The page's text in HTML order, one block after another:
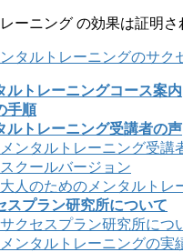
ーニング の効果は証明
ルトレーニングコース案内
手順
ルトレーニング受講者の声
メンタルトレーニング受講
スクールバージョン
大人のためのメンタルトレ
スプラン研究所について
サクセスプラン研究所につ
メンタルトレーニングの実